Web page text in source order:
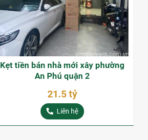
Kẹt tiền bán nhà mới xây phường
An Phú quận 2
21.5 tỷ
Liên hệ